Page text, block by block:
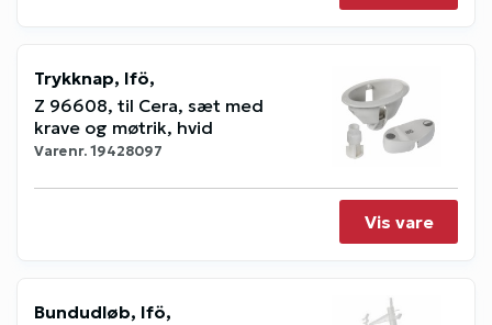
Trykknap, Ifö,
Z 96608, til Cera, sæt med
krave og møtrik, hvid
Varenr.19428097
Vis vare
Bundudløb, Ifö,